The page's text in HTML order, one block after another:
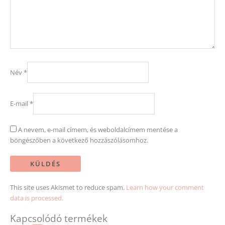
Név*
E-mail *
A nevem, e-mail címem, és weboldalcímem mentése a
böngészőben a következő hozzászólásomhoz.
This site uses Akismet to reduce spam. Learn how your comment
data is processed.
Kapcsolódó termékek